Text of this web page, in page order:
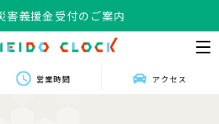
害義援金受付のご案内
営業時間 アクセス